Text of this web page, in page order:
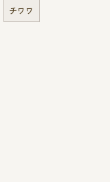
チワワ